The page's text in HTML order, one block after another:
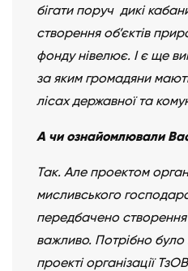
бігати поруч дикі
створення об’єктів
фонду нівелює. І є ще
за яким громадяни
лісах державної та
А чи ознайомлювали
Так. Але проектом
мисливського
передбачено
важливо. Потрібно було
проекті організації